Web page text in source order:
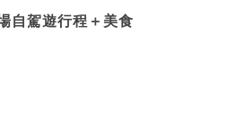
自駕遊行程＋美食